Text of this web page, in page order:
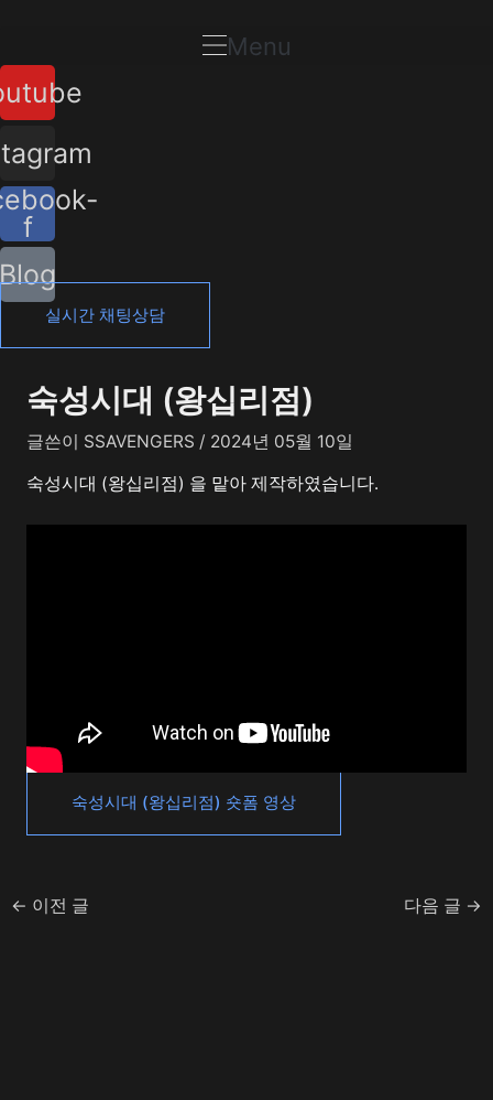
츠
로
건
너
뛰
기
Menu
f
Blog
실시간 채팅상담
숙성시대 (왕십리점)
글쓴이 SSAVENGERS / 2024년 05월 10일
숙성시대 (왕십리점) 을 맡아 제작하였습니다.
숙성시대 (왕십리점) 숏폼 영상
트
탐
색
← 이전 글 다음 글 →